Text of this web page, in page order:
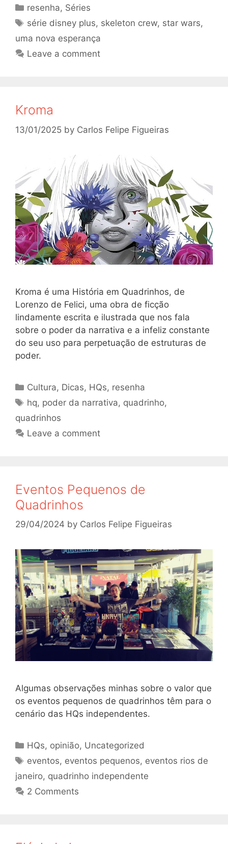
Categories
resenha, Séries
Tags
série disney plus, skeleton crew, star wars,
uma nova esperança
Leave a comment
Kroma
13/01/2025 by Carlos Felipe Figueiras
Kroma é uma História em Quadrinhos, de
Lorenzo de Felici, uma obra de ficção
lindamente escrita e ilustrada que nos fala
sobre o poder da narrativa e a infeliz constante
do seu uso para perpetuação de estruturas de
poder.
Categories
Cultura, Dicas, HQs, resenha
Tags
hq, poder da narrativa, quadrinho,
quadrinhos
Leave a comment
Eventos Pequenos de
Quadrinhos
29/04/2024 by Carlos Felipe Figueiras
Algumas observações minhas sobre o valor que
os eventos pequenos de quadrinhos têm para o
cenário das HQs independentes.
Categories
HQs, opinião, Uncategorized
Tags
eventos, eventos pequenos, eventos rios de
janeiro, quadrinho independente
2 Comments